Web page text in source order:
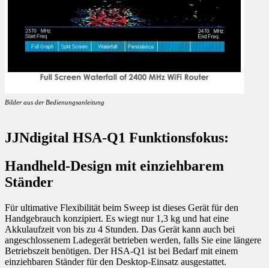
Bilder aus der Bedienungsanleitung
JJNdigital HSA-Q1 Funktionsfokus:
Handheld-Design mit einziehbarem
Ständer
Für ultimative Flexibilität beim Sweep ist dieses Gerät für den
Handgebrauch konzipiert. Es wiegt nur 1,3 kg und hat eine
Akkulaufzeit von bis zu 4 Stunden. Das Gerät kann auch bei
angeschlossenem Ladegerät betrieben werden, falls Sie eine längere
Betriebszeit benötigen. Der HSA-Q1 ist bei Bedarf mit einem
einziehbaren Ständer für den Desktop-Einsatz ausgestattet.